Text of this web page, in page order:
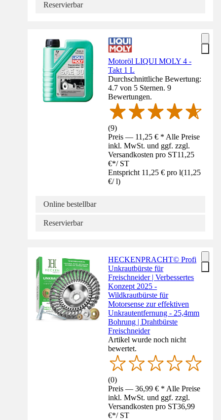
Reservierbar
Motoröl LIQUI MOLY 4 -
Takt 1 L
Durchschnittliche Bewertung:
4.7 von 5 Sternen. 9
Bewertungen.
(9)
Preis — 11,25 € * Alle Preise
inkl. MwSt. und ggf. zzgl.
Versandkosten pro ST11,25
€*/ ST
Entspricht 11,25 € pro l(11,25
€/ l)
Online bestellbar
Reservierbar
HECKENPRACHT© Profi
Unkrautbürste für
Freischneider | Verbessertes
Konzept 2025 -
Wildkrautbürste für
Motorsense zur effektiven
Unkrautentfernung - 25,4mm
Bohrung | Drahtbürste
Freischneider
Artikel wurde noch nicht
bewertet.
(0)
Preis — 36,99 € * Alle Preise
inkl. MwSt. und ggf. zzgl.
Versandkosten pro ST36,99
€*/ ST